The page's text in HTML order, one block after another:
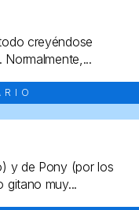
creyéndose
y de Pony (por los
gitano muy...